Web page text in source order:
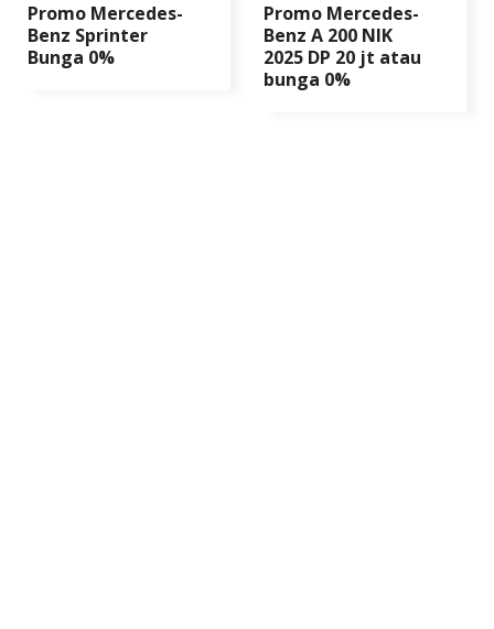
Promo Mercedes-
Benz Sprinter
Bunga 0%
Promo Mercedes-
Benz A 200 NIK
2025 DP 20 jt atau
bunga 0%